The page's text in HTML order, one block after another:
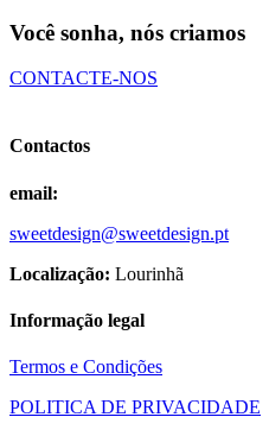
24.50€
Você sonha, nós criamos
CONTACTE-NOS
Contactos
email:
sweetdesign@sweetdesign.pt
Localização: Lourinhã
Informação legal
Termos e Condições
POLITICA DE PRIVACIDADE